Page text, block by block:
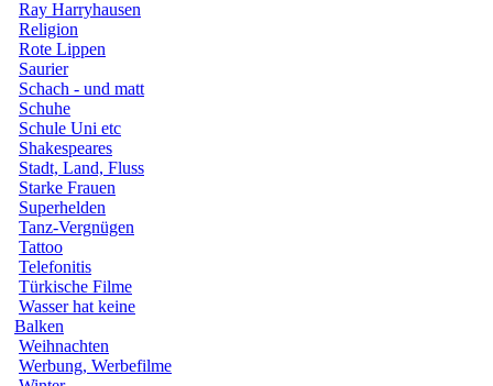
Ray Harryhausen
Religion
Rote Lippen
Saurier
Schach - und matt
Schuhe
Schule Uni etc
Shakespeares
Stadt, Land, Fluss
Starke Frauen
Superhelden
Tanz-Vergnügen
Tattoo
Telefonitis
Türkische Filme
Wasser hat keine
Balken
Weihnachten
Werbung, Werbefilme